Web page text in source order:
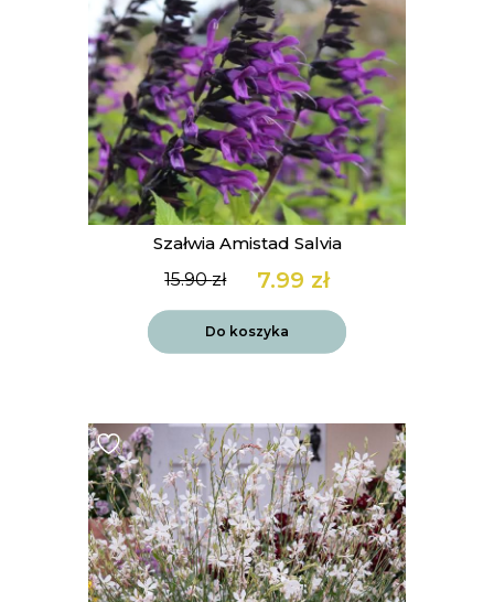
Szałwia Amistad Salvia
15.90zł
Pierwotna
cena
wynosiła:
15.90 zł.
7.99 zł
Aktualna
cena
wynosi:
7.99 zł.
Do koszyka